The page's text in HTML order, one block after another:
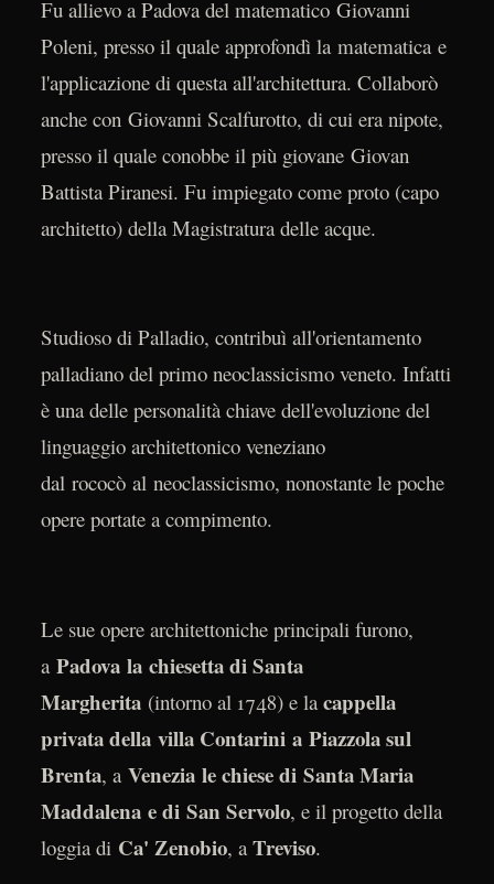
Fu allievo a Padova del matematico Giovanni
Poleni, presso il quale approfondì la matematica e
l'applicazione di questa all'architettura. Collaborò
anche con Giovanni Scalfurotto, di cui era nipote,
presso il quale conobbe il più giovane Giovan
Battista Piranesi. Fu impiegato come proto (capo
architetto) della Magistratura delle acque.
Studioso di Palladio, contribuì all'orientamento
palladiano del primo neoclassicismo veneto. Infatti
è una delle personalità chiave dell'evoluzione del
linguaggio architettonico veneziano
dal rococò al neoclassicismo, nonostante le poche
opere portate a compimento.
Le sue opere architettoniche principali furono,
a Padova la chiesetta di Santa
Margherita(intorno al 1748) e la cappella
privata della villa Contarini a Piazzola sul
Brenta, a Venezia le chiese di Santa Maria
Maddalena e di San Servolo, e il progetto della
loggia di Ca' Zenobio, a Treviso.